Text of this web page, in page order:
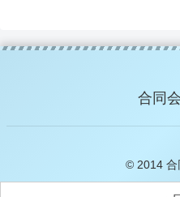
合同
© 2014 合